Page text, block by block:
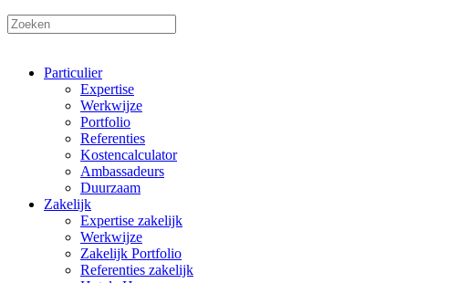
Particulier
Expertise
Werkwijze
Portfolio
Referenties
Kostencalculator
Ambassadeurs
Duurzaam
Zakelijk
Expertise zakelijk
Werkwijze
Zakelijk Portfolio
Referenties zakelijk